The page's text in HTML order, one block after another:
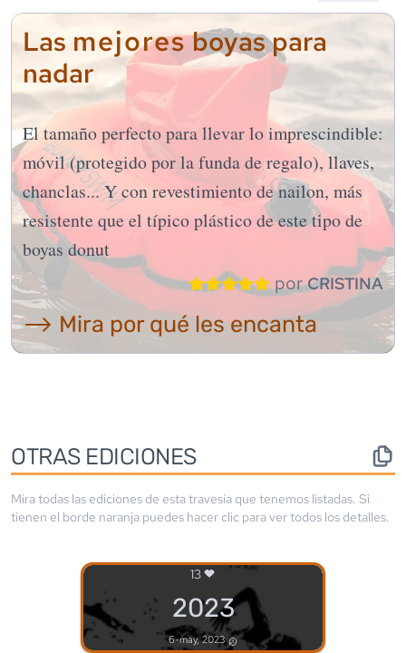
Las mejoresboyas para
nadar
El tamaño perfecto para llevar lo imprescindible:
móvil (protegido por la funda de regalo), llaves,
chanclas... Y con revestimiento de nailon, más
resistente que el típico plástico de este tipo de
boyas donut
porCRISTINA
⟶ Mira por qué les encanta
OTRAS EDICIONES
Mira todas las ediciones de esta travesía que tenemos listadas. Si
tienen el borde naranja puedes hacer clic para ver todos los detalles.
13
2023
6-may, 2023